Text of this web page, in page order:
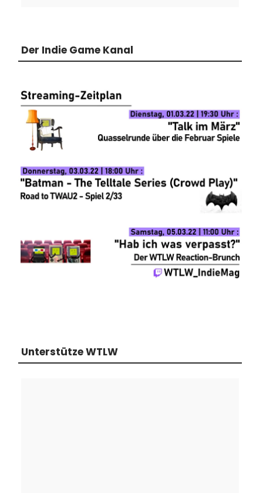
Der Indie Game Kanal
Unterstütze WTLW